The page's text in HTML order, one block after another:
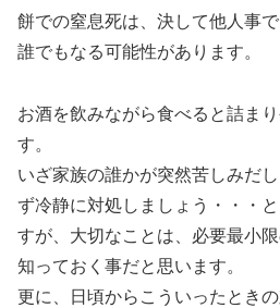
餅での窒息死は、決して他人事で
誰でもなる可能性があります。
お酒を飲みながら食べると詰ま
す。
いざ家族の誰かが突然苦しみだ
ず冷静に対処しましょう・・・
すが、大切なことは、必要最小
知っておく事だと思います。
更に、日頃からこういったとき